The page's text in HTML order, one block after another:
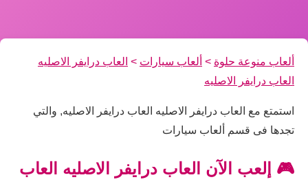
ألعاب منوعة حلوة > ألعاب سيارات > العاب درايفر الاصليه
العاب درايفر الاصليه
استمتع مع العاب درايفر الاصليه العاب درايفر الاصليه, والتي
تجدها فى قسم ألعاب سيارات
🎮 إلعب الآن العاب درايفر الاصليه العاب